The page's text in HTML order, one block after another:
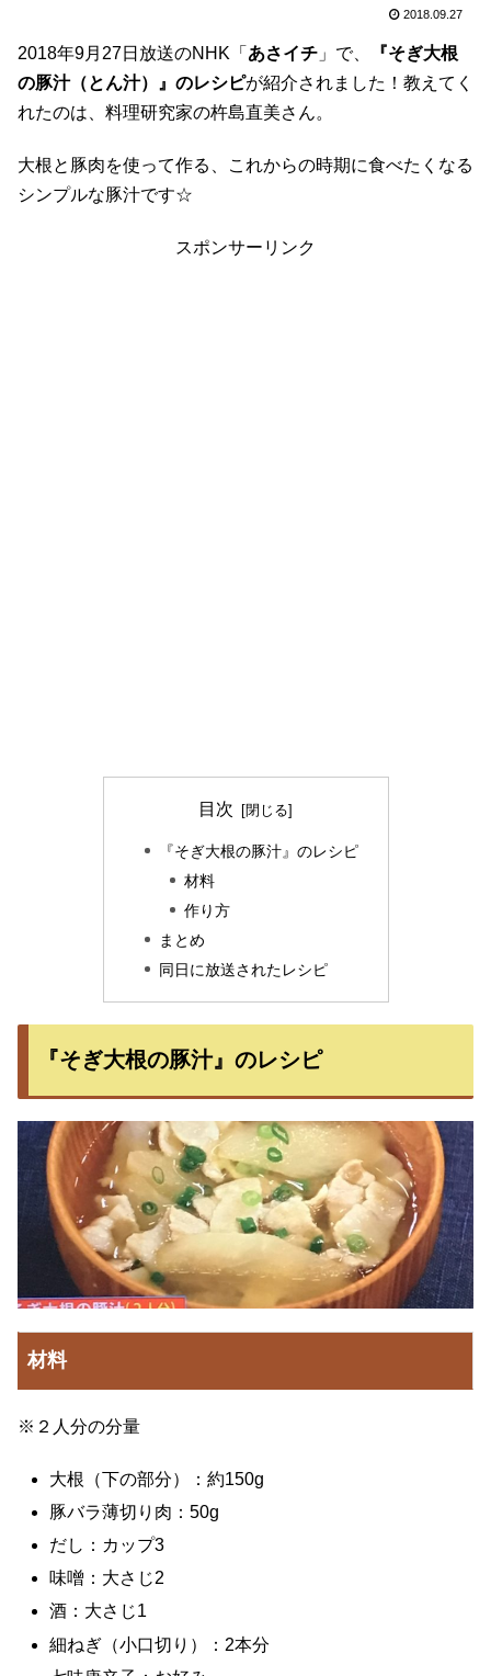
2018.09.27
2018年9月27日放送のNHK「 あさイチ 」で、
『そぎ大根
の豚汁（とん汁）』のレシピが紹介されました！教えてく
れたのは、料理研究家の杵島直美さん。
大根と豚肉を使って作る、これからの時期に食べたくなる
シンプルな豚汁です☆
スポンサーリンク
目次
『そぎ大根の豚汁』のレシピ
材料
作り方
まとめ
同日に放送されたレシピ
『そぎ大根の豚汁』のレシピ
材料
※２人分の分量
大根（下の部分）：約150g
豚バラ薄切り肉：50g
だし：カップ3
味噌：大さじ2
酒：大さじ1
細ねぎ（小口切り）：2本分